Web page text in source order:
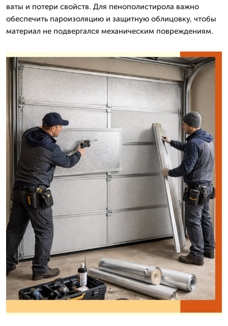
ваты и потери свойств. Для пенополистирола важно
обеспечить пароизоляцию и защитную облицовку, чтобы
материал не подвергался механическим повреждениям.